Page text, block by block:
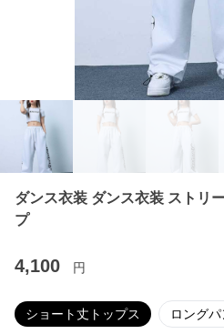
ダンス衣装 ダンス衣装 ストリ
プ
4,100 円
ショート丈トップス ロングパ